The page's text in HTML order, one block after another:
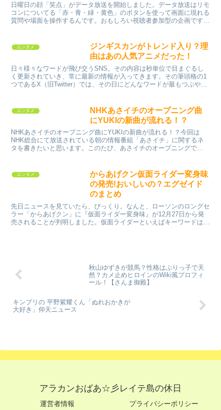
日曜日の顔「笑点」がデータ放送を開始しました。データ放送はリモ
コンについてる「赤・青・緑・黄色」のボタンを使って画面に現れる
質問や場面を操作するんです。おもしろい視聴者参加型の企画ですね
エンタメ
ジンギスカンがトレンド入り？理
由はあの人気アニメだった！
日々様々なワードが飛び交うSNS。その内容は秒単位で目まぐるし
く更新されていき、常に最新の情報が入ってきます。その筆頭格の1
つであるX（旧Twitter）では、その日にどんなワードが最もつぶやか
エンタメ
NHKあさイチのオープニング曲
にYUKIの新曲が流れる！？
NHKあさイチのオープニング曲にYUKIの新曲が流れる！？今回は
NHK総合にて放送されている朝の情報番組「あさイチ」に関するネ
タを書きたいと思います。このたび、あさイチのオープニングで
エンタメ
からあげクン仮面ライダー変身味
の発売!おいしいの？エグゼイド
のまとめ
先日ニュースを見ていたら、びっくり。なんと、ローソンのロングセ
ラー「からあげクン」に『仮面ライダー変身味』が12月27日から発
売されることが判明しました。仮面ライダーといえばキーワードは変
秋山ゆずきが競馬？性格はぶりっ子で天
然？カメ止めヒロインのWiki風プロフィ
ール！【さんま御殿】
キンプリの 平野紫耀くん「ぬれおかきが
大好き」仰天ニュース
アラカンおばあ☆彡レイテ島の休日
運営者情報 プライバシーポリシー